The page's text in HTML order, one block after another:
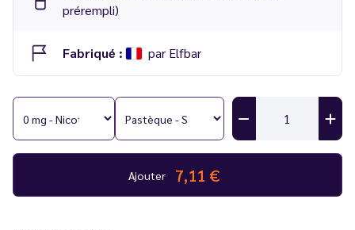
prérempli)
Fabriqué : par Elfbar
Compatible :
Batterie ELFA Pro - Elfbar
Nombre de bouffées :600 par cartouches, soit 1 200 au
Lot de 2 cartouches pré-remplies
Ajouter 7,11 €